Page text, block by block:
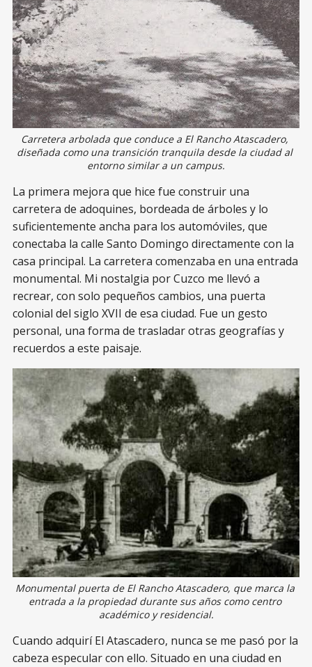
Carretera arbolada que conduce a El Rancho Atascadero,
diseñada como una transición tranquila desde la ciudad al
entorno similar a un campus.
La primera mejora que hice fue construir una
carretera de adoquines, bordeada de árboles y lo
suficientemente ancha para los automóviles, que
conectaba la calle Santo Domingo directamente con la
casa principal. La carretera comenzaba en una entrada
monumental. Mi nostalgia por Cuzco me llevó a
recrear, con solo pequeños cambios, una puerta
colonial del siglo XVII de esa ciudad. Fue un gesto
personal, una forma de trasladar otras geografías y
recuerdos a este paisaje.
Monumental puerta de El Rancho Atascadero, que marca la
entrada a la propiedad durante sus años como centro
académico y residencial.
Cuando adquirí El Atascadero, nunca se me pasó por la
cabeza especular con ello. Situado en una ciudad en